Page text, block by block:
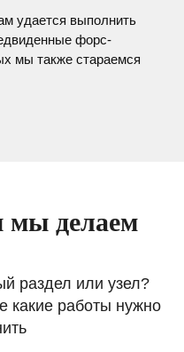
удается выполнить
форс-
мы также стараемся
мы делаем
раздел или узел?
какие работы нужно